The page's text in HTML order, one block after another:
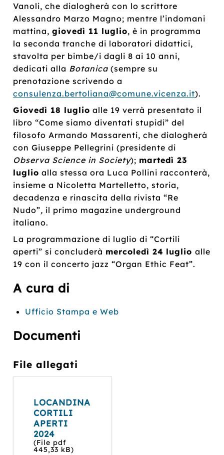
Vanoli, che dialogherà con lo scrittore
Alessandro Marzo Magno; mentre l’indomani
mattina,giovedì 11 luglio, è in programma
la seconda tranche di laboratori didattici,
stavolta per bimbe/i dagli 8 ai 10 anni,
dedicati alla Botanica(sempre su
prenotazione scrivendo a
consulenza.bertoliana@comune.vicenza.it).
Giovedì 18 luglio alle 19 verrà presentato il
libro “Come siamo diventati stupidi” del
filosofo Armando Massarenti, che dialogherà
con Giuseppe Pellegrini (presidente di
Observa Science in Society); martedì 23
luglio alla stessa ora Luca Pollini racconterà,
insieme a Nicoletta Martelletto, storia,
decadenza e rinascita della rivista “Re
Nudo”, il primo magazine underground
italiano.
La programmazione di luglio di “Cortili
aperti” si concluderà mercoledì 24 luglioalle
19 con il concerto jazz “Organ Ethic Feat”.
A cura di
Ufficio Stampa e Web
Documenti
File allegati
LOCANDINA
CORTILI
APERTI
2024
(File pdf
445,33 kB)